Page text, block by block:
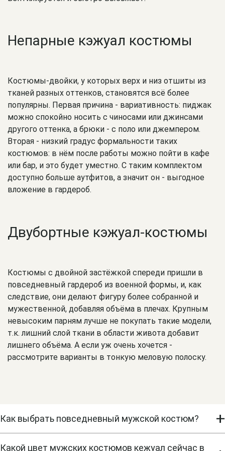
Непарные кэжуал костюмы
Костюмы-двойки, у которых верх и низ отшиты из
тканей разных оттенков, становятся всё более
популярны. Первая причина - вариативность: пиджак
можно спокойно носить с чиносами или джинсами
другого оттенка, а брюки - с поло или джемпером.
Вторая - низкий градус формальности таких
костюмов: в нём после работы можно пойти в кафе
или бар, и это будет уместно. С таким комплектом
доступно больше аутфитов, а значит он - выгодное
вложение в гардероб.
Двубортные кэжуал-костюмы
Костюмы с двойной застёжкой спереди пришли в
повседневный гардероб из военной формы, и, как
следствие, они делают фигуру более собранной и
мужественной, добавляя объёма в плечах. Крупным
невысоким парням лучше не покупать такие модели,
т.к. лишний слой ткани в области живота добавит
лишнего объёма. А если уж очень хочется -
рассмотрите варианты в тонкую меловую полоску.
Как выбрать повседневный мужской костюм? +
Костюм для повседневной носки нужно выбирать из
натуральных материалов с небольшой примесью
Какой цвет мужских костюмов кежуал сейчас в